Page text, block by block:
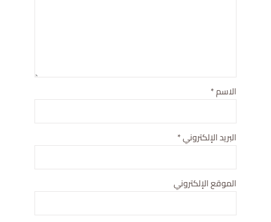
الاسم*
البريد الإلكتروني*
الموقع الإلكتروني